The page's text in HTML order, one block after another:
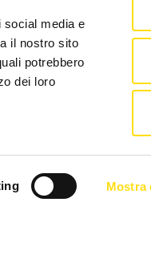
social media e
il nostro sito
potrebbero
dei loro
Mostra
Link utili
Privacy